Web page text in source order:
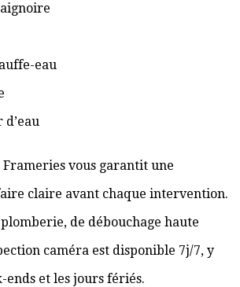
eau
d’eau
vous garantit une
claire avant chaque intervention.
de débouchage haute
caméra est disponible 7j/7, y
ends et les jours fériés.